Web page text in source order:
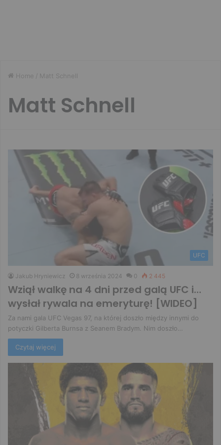
Home / Matt Schnell
Matt Schnell
UFC
Jakub Hryniewicz 8 września 2024 0 2 445
Wziął walkę na 4 dni przed galą UFC i…
wysłał rywala na emeryturę! [WIDEO]
Za nami gala UFC Vegas 97, na której doszło między innymi do
potyczki Gilberta Burnsa z Seanem Bradym. Nim doszło…
Czytaj więcej